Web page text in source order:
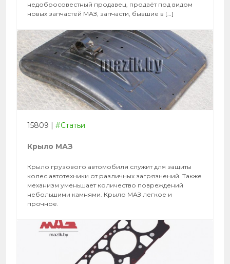
недобросовестный продавец, продаёт под видом
новых запчастей МАЗ, запчасти, бывшие в […]
15809 | #Статьи
Крыло МАЗ
Крыло грузового автомобиля служит для защиты
колес автотехники от различных загрязнений. Также
механизм уменьшает количество повреждений
небольшими камнями. Крыло МАЗ легкое и
прочное.